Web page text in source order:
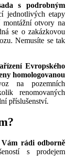
s podrobným
jednotlivých etapy
otvory na
se o zakázkovou
Nemusíte se tak
Evropského
homologovanou
na pozemních
renomovaných
příslušenství.
Vám rádi odborně
s prodejem